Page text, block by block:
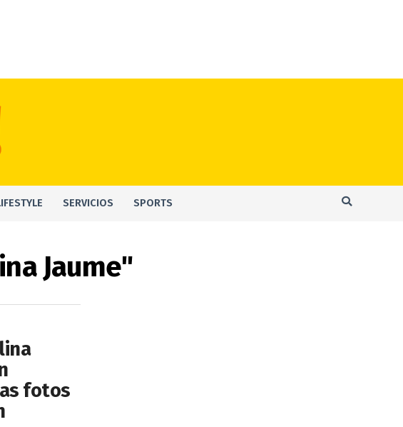
SERVICIOS SPORTS
Jaume"
fotos